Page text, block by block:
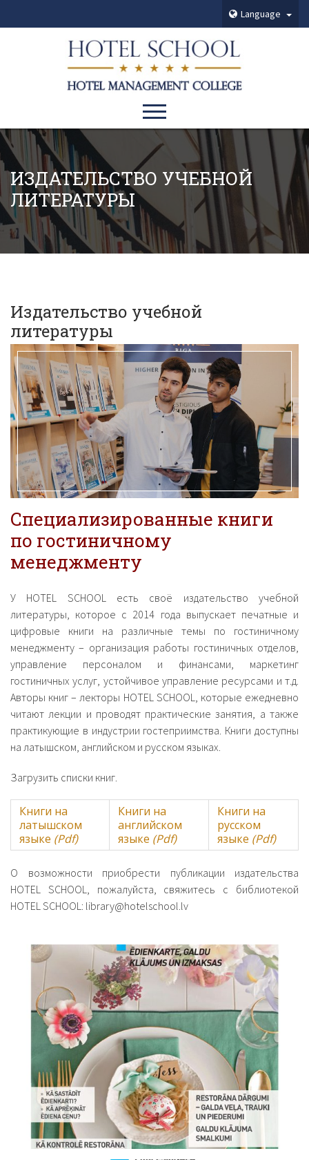
Language
ИЗДАТЕЛЬСТВО УЧЕБНОЙ
ЛИТЕРАТУРЫ
Издательство учебной
литературы
Специализированные книги
по гостиничному
менеджменту
У HOTEL SCHOOL есть своё издательство учебной
литературы, которое с 2014 года выпускает печатные и
цифровые книги на различные темы по гостиничному
менеджменту – организация работы гостиничных отделов,
управление персоналом и финансами, маркетинг
гостиничных услуг, устойчивое управление ресурсами и т.д.
Авторы книг – лекторы HOTEL SCHOOL, которые ежедневно
читают лекции и проводят практические занятия, а также
практикующие в индустрии гостеприимства. Книги доступны
на латышском, английском и русском языках.
Загрузить списки книг.
Книги на
латышском
языке (Pdf)
Книги на
английском
языке (Pdf)
Книги на
русском
языке (Pdf)
О возможности приобрести публикации издательства
HOTEL SCHOOL, пожалуйста, свяжитесь с библиотекой
HOTEL SCHOOL: library@hotelschool.lv